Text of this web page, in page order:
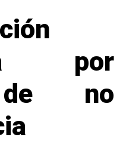
por
de no